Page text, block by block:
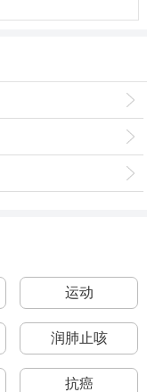
运动
润肺止咳
抗癌